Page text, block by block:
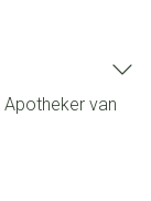
Apotheker van